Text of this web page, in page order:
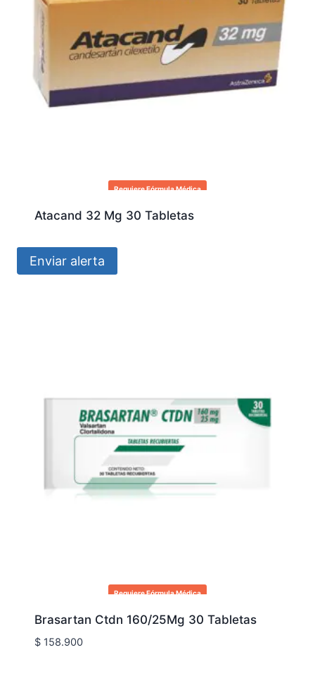
Requiere Fórmula Médica
Atacand 32 Mg 30 Tabletas
Enviar alerta
Requiere Fórmula Médica
Brasartan Ctdn 160/25Mg 30 Tabletas
$158.900